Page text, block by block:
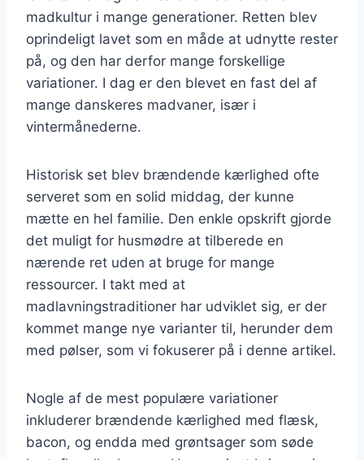
madkultur i mange generationer. Retten blev
oprindeligt lavet som en måde at udnytte rester
på, og den har derfor mange forskellige
variationer. I dag er den blevet en fast del af
mange danskeres madvaner, især i
vintermånederne.
Historisk set blev brændende kærlighed ofte
serveret som en solid middag, der kunne
mætte en hel familie. Den enkle opskrift gjorde
det muligt for husmødre at tilberede en
nærende ret uden at bruge for mange
ressourcer. I takt med at
madlavningstraditioner har udviklet sig, er der
kommet mange nye varianter til, herunder dem
med pølser, som vi fokuserer på i denne artikel.
Nogle af de mest populære variationer
inkluderer brændende kærlighed med flæsk,
bacon, og endda med grøntsager som søde